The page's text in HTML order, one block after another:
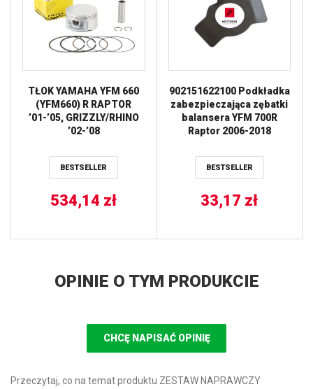
TŁOK YAMAHA YFM 660
(YFM660) R RAPTOR
’01-’05, GRIZZLY/RHINO
’02-’08
PROX
BESTSELLER
534,14 zł
902151622100 Podkładka
zabezpieczająca zębatki
balansera YFM 700R
Raptor 2006-2018
BESTSELLER
33,17 zł
OPINIE O TYM PRODUKCIE
CHCĘ NAPISAĆ OPINIĘ
Przeczytaj, co na temat produktu ZESTAW NAPRAWCZY